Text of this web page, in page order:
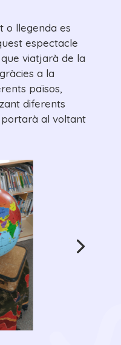
o llegenda es
espectacle
viatjarà de la
a la
països,
diferents
al voltant